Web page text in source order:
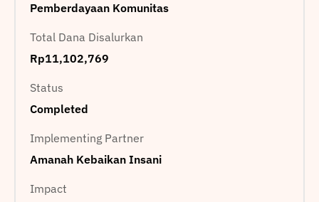
Pemberdayaan Komunitas
Total Dana Disalurkan
Rp11,102,769
Status
Completed
Implementing Partner
Amanah Kebaikan Insani
Impact